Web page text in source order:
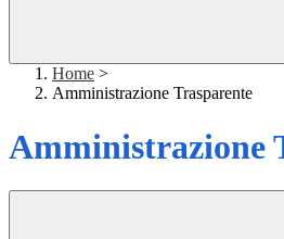
Home >
Amministrazione Trasparente
Amministrazione